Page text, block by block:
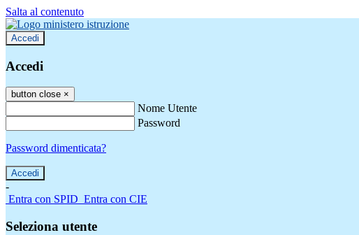
Salta al contenuto
Accedi
Accedi
button close ×
Nome Utente
Password
Password dimenticata?
-
Entra con SPID Entra con CIE
Seleziona utente